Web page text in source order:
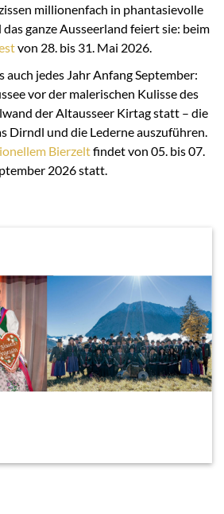
millionenfach in phantasievolle
ganze Ausseerland feiert sie: beim
von 28. bis 31. Mai 2026.
auch jedes Jahr Anfang September:
vor der malerischen Kulisse des
der Altausseer Kirtag statt – die
Dirndl und die Lederne auszuführen.
Bierzeltfindet von 05. bis 07.
2026 statt.